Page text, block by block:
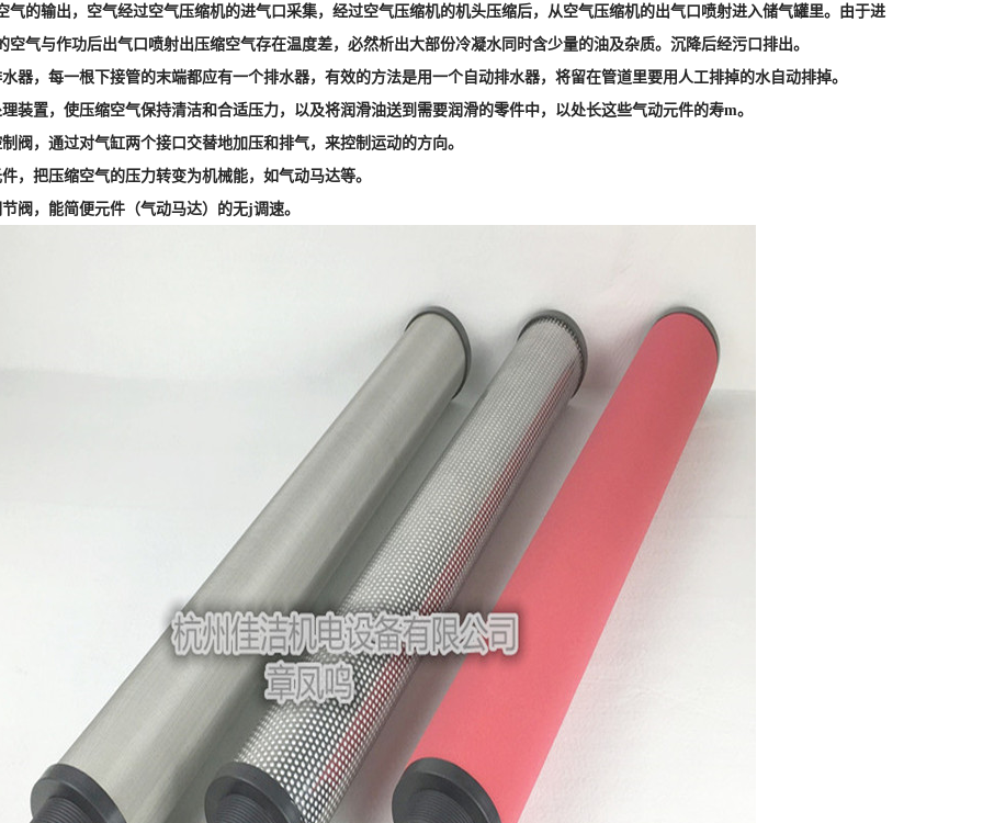
气的输出，空气经过空气压缩机的进气口采集，经过空气压缩机的机头压缩后，从空气压缩机的出气口喷射进入储气罐里。由于进
空气与作功后出气口喷射出压缩空气存在温度差，必然析出大部份冷凝水同时含少量的油及杂质。沉降后经污口排出。
器，每一根下接管的末端都应有一个排水器，有效的方法是用一个自动排水器，将留在管道里要用人工排掉的水自动排掉。
装置，使压缩空气保持清洁和合适压力，以及将润滑油送到需要润滑的零件中，以处长这些气动元件的寿m。
阀，通过对气缸两个接口交替地加压和排气，来控制运动的方向。
，把压缩空气的压力转变为机械能，如气动马达等。
阀，能简便元件（气动马达）的无j调速。